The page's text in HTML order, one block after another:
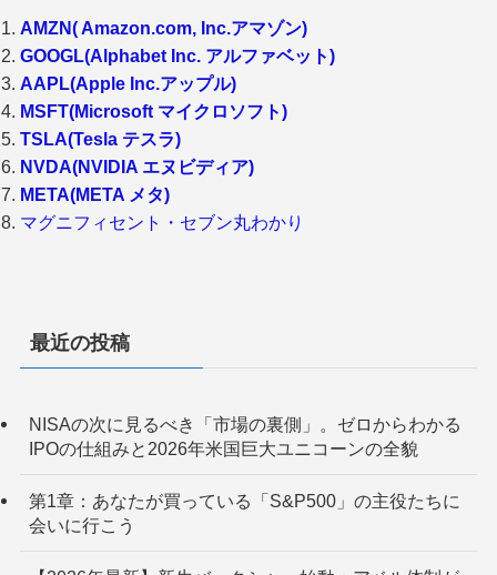
AMZN( Amazon.com, Inc.アマゾン)
GOOGL(Alphabet Inc. アルファベット)
AAPL(Apple Inc.アップル)
MSFT(Microsoft マイクロソフト)
TSLA(Tesla テスラ)
NVDA(NVIDIA エヌビディア)
META(META メタ)
マグニフィセント・セブン丸わかり
最近の投稿
NISAの次に見るべき「市場の裏側」。ゼロからわかる
IPOの仕組みと2026年米国巨大ユニコーンの全貌
第1章：あなたが買っている「S&P500」の主役たちに
会いに行こう